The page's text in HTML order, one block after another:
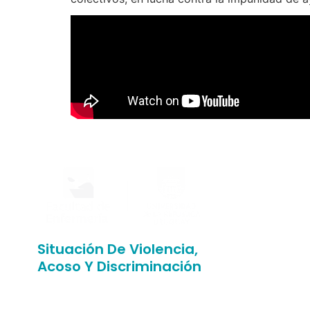
Situación De Violencia,
Acoso Y Discriminación